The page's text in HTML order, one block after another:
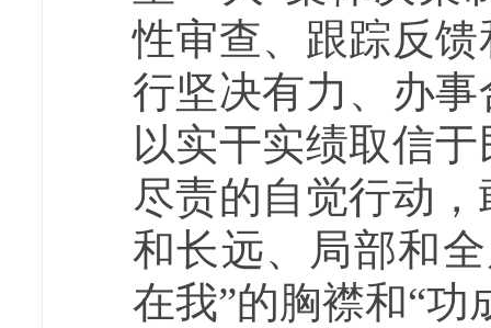
性审查、跟踪反
行坚决有力、办
以实干实绩取信
尽责的自觉行动
和长远、局部和
在我”的胸襟和“